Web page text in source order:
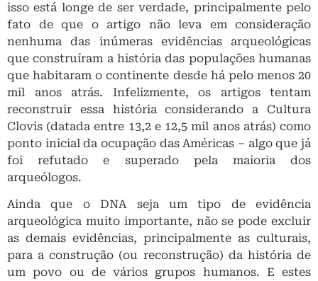
isso está longe de ser verdade, principalmente pelo
fato de que o artigo não leva em consideração
nenhuma das inúmeras evidências arqueológicas
que construíram a história das populações humanas
que habitaram o continente desde há pelo menos 20
mil anos atrás. Infelizmente, os artigos tentam
reconstruir essa história considerando a Cultura
Clovis (datada entre 13,2 e 12,5 mil anos atrás) como
ponto inicial da ocupação das Américas – algo que já
foi refutado e superado pela maioria dos
arqueólogos.
Ainda que o DNA seja um tipo de evidência
arqueológica muito importante, não se pode excluir
as demais evidências, principalmente as culturais,
para a construção (ou reconstrução) da história de
um povo ou de vários grupos humanos. E estes